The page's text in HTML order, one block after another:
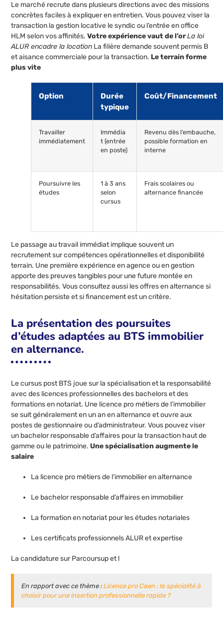
Le marché recrute dans plusieurs directions avec des missions
concrètes faciles à expliquer en entretien. Vous pouvez viser la
transaction la gestion locative le syndic ou l’entrée en office
HLM selon vos affinités.Votre expérience vaut de l’orLa loi
ALUR encadre la location La filière demande souvent permis B
et aisance commerciale pour la transaction. Le terrain forme
plus vite
Option
Durée
typique
Coût/Financement
Travailler
immédiatement
Immédia
t (entrée
en poste)
Revenu dès l’embauche,
possible formation en
interne
Poursuivre les
études
1 à 3 ans
selon
cursus
Frais scolaires ou
alternance financée
Le passage au travail immédiat implique souvent un
recrutement sur compétences opérationnelles et disponibilité
terrain. Une première expérience en agence ou en gestion
apporte des preuves tangibles pour une future montée en
responsabilités. Vous consultez aussi les offres en alternance si
hésitation persiste et si financement est un critère.
La présentation des poursuites
d’études adaptées au BTS immobilier
en alternance.
Le cursus post BTS joue sur la spécialisation et la responsabilité
avec des licences professionnelles des bachelors et des
formations en notariat. Une licence pro métiers de l’immobilier
se suit généralement en un an en alternance et ouvre aux
postes de gestionnaire ou d’administrateur. Vous pouvez viser
un bachelor responsable d’affaires pour la transaction haut de
gamme ou le patrimoine. Une spécialisation augmente le
salaire
La licence pro métiers de l’immobilier en alternance
Le bachelor responsable d’affaires en immobilier
La formation en notariat pour les études notariales
Les certificats professionnels ALUR et expertise
La candidature sur Parcoursup et l
En rapport avec ce thème :Licence pro Caen : la spécialité à
choisir pour une insertion professionnelle rapide ?